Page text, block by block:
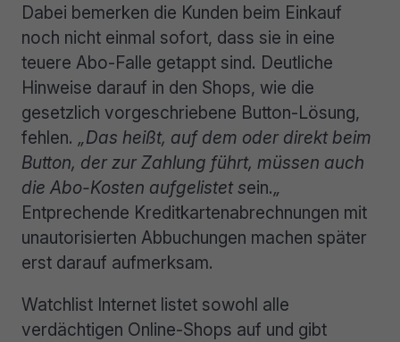
Dabei bemerken die Kunden beim Einkauf
noch nicht einmal sofort, dass sie in eine
teuere Abo-Falle getappt sind. Deutliche
Hinweise darauf in den Shops, wie die
gesetzlich vorgeschriebene Button-Lösung,
fehlen. „Das heißt, auf dem oder direkt beim
Button, der zur Zahlung führt, müssen auch
die Abo-Kosten aufgelistet sein.„
Entprechende Kreditkartenabrechnungen mit
unautorisierten Abbuchungen machen später
erst darauf aufmerksam.
Watchlist Internet listet sowohl alle
verdächtigen Online-Shops auf und gibt